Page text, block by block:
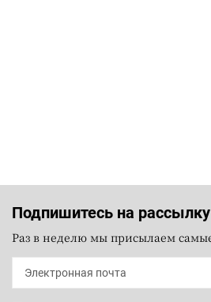
Подпишитесь на рассылку
Раз в неделю мы присылаем